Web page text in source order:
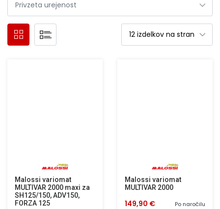
Malossi variomat
MULTIVAR 2000 maxi za
SH125/150, ADV150,
FORZA 125
Malossi variomat
MULTIVAR 2000
Po naročilu
149,90 €